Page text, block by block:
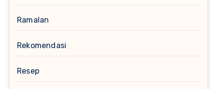
Ramalan
Rekomendasi
Resep